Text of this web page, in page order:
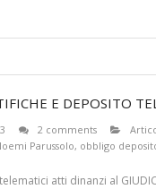
E DEPOSITO
2 comments
Parussolo, obbligo
atti dinanzi al GIUDICE